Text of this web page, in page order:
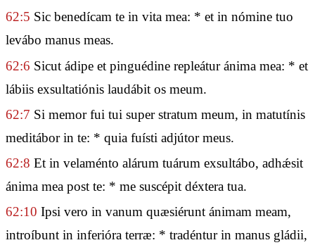
62:5 Sic benedícam te in vita mea: * et in nómine tuo
levábo manus meas.
62:6 Sicut ádipe et pinguédine repleátur ánima mea: * et
lábiis exsultatiónis laudábit os meum.
62:7 Si memor fui tui super stratum meum, in matutínis
meditábor in te: * quia fuísti adjútor meus.
62:8 Et in velaménto alárum tuárum exsultábo, adhǽsit
ánima mea post te: * me suscépit déxtera tua.
62:10 Ipsi vero in vanum quæsiérunt ánimam meam,
introíbunt in inferióra terræ: * tradéntur in manus gládii,